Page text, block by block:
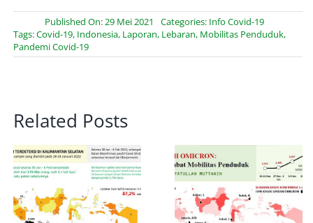
Published On: 29 Mei 2021 Categories: Info Covid-19
Tags:Covid-19, Indonesia, Laporan, Lebaran, Mobilitas Penduduk,
Pandemi Covid-19
Related Posts